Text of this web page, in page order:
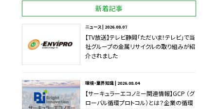
新着記事
ニュース | 2026.08.07
【TV放送】テレビ静岡「ただいま！テレビ」で当
社グループの金属リサイクルの取り組みが紹
介されました
環境・業界知識 | 2026.08.04
【サーキュラーエコノミー関連情報】GCP （グ
ローバル循環プロトコル）とは？企業の循環